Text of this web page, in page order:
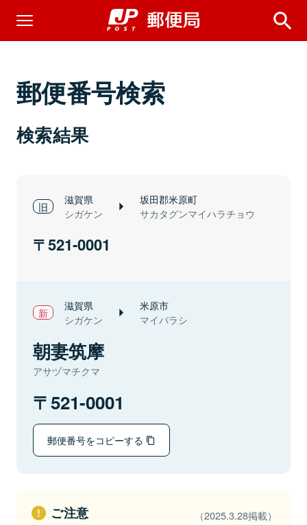
郵便番号検索
検索結果
滋賀県
シガケン
坂田郡米原町
サカタグンマイハラチョウ
521-0001
滋賀県
シガケン
米原市
マイバラシ
朝妻筑摩
アサヅマチクマ
521-0001
郵便番号をコピーする
ご注意 （2025.3.28掲載）